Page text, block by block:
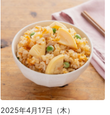
2025年4月17日（木）